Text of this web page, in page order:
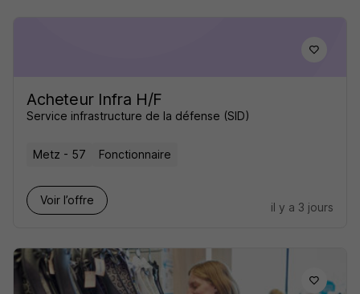
Acheteur Infra H/F
Service infrastructure de la défense (SID)
Metz - 57 Fonctionnaire
Voir l’offre
il y a 3 jours